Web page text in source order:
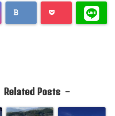
Related Posts-